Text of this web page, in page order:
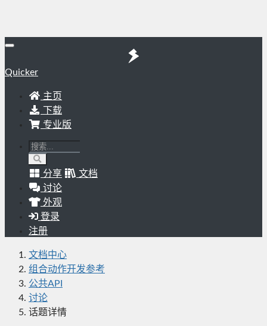
Quicker
主页
下载
专业版
分享
文档
讨论
外观
登录
注册
文档中心
组合动作开发参考
公共API
讨论
话题详情